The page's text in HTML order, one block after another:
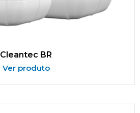
Cleantec BR
Ver produto